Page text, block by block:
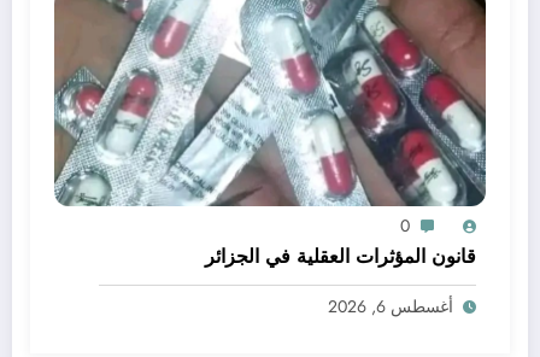
0
قانون المؤثرات العقلية في الجزائر
أغسطس 6, 2026